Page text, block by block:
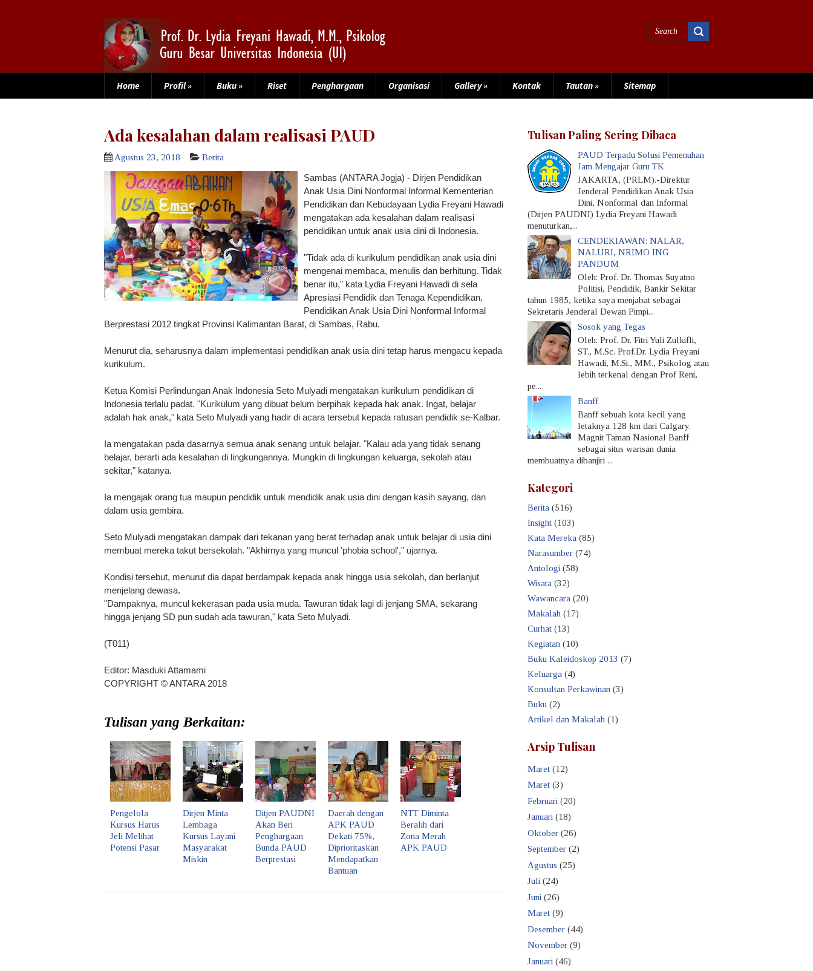
Home Profil» Buku» Riset Penghargaan Organisasi Gallery» Kontak Tautan» Sitemap
Ada kesalahan dalam realisasi PAUD
Agustus 23, 2018 Berita
Sambas (ANTARA Jogja) - Dirjen Pendidikan
Anak Usia Dini Nonformal Informal Kementerian
Pendidikan dan Kebudayaan Lydia Freyani Hawadi
mengatakan ada kesalahan dalam realisasi
pendidikan untuk anak usia dini di Indonesia.
"Tidak ada di kurikulum pendidikan anak usia dini
mengenai membaca, menulis dan berhitung. Tidak
benar itu," kata Lydia Freyani Hawadi di sela
Apresiasi Pendidik dan Tenaga Kependidikan,
Pendidikan Anak Usia Dini Nonformal Informal
Berprestasi 2012 tingkat Provinsi Kalimantan Barat, di Sambas, Rabu.
Menurut dia, seharusnya dalam implementasi pendidikan anak usia dini tetap harus mengacu kepada
kurikulum.
Ketua Komisi Perlindungan Anak Indonesia Seto Mulyadi mengatakan kurikulum pendidikan di
Indonesia terlalu padat. "Kurikulum yang dibuat belum berpihak kepada hak anak. Ingat, belajar
adalah hak anak," kata Seto Mulyadi yang hadir di acara tersebut kepada ratusan pendidik se-Kalbar.
Ia mengatakan pada dasarnya semua anak senang untuk belajar. "Kalau ada yang tidak senang
belajar, berarti ada kesalahan di lingkungannya. Mungkin di lingkungan keluarga, sekolah atau
sekitar," katanya.
Ia mengajak orang tua maupun pendidik untuk mendidik anak usia dini dengan kasih sayang, dan
dalam usia gembira.
Seto Mulyadi mengatakan dampak dari tekanan yang berat terhadap anak untuk belajar di usia dini
membuat mereka takut bersekolah. "Akhirnya yang muncul 'phobia school'," ujarnya.
Kondisi tersebut, menurut dia dapat berdampak kepada anak hingga usia sekolah, dan berlanjut
menjelang dewasa.
"Dampaknya, muncul kekerasan pada usia muda. Tawuran tidak lagi di jenjang SMA, sekarang
hingga jenjang SD pun sudah ada tawuran," kata Seto Mulyadi.
(T011)
Editor: Masduki Attamami
COPYRIGHT ©ANTARA 2018
Tulisan yang Berkaitan:
Pengelola
Kursus Harus
Jeli Melihat
Potensi Pasar
Dirjen Minta
Lembaga
Kursus Layani
Masyarakat
Miskin
Ditjen PAUDNI
Akan Beri
Penghargaan
Bunda PAUD
Berprestasi
Daerah dengan
APK PAUD
Dekati 75%,
Diprioritaskan
Mendapatkan
Bantuan
NTT Diminta
Beralih dari
Zona Merah
APK PAUD
Tulisan Paling Sering Dibaca
PAUD Terpadu Solusi Pemenuhan
Jam Mengajar Guru TK
JAKARTA, (PRLM).-Direktur
Jenderal Pendidikan Anak Usia
Dini, Nonformal dan Informal
(Dirjen PAUDNI) Lydia Freyani Hawadi
menuturkan,...
CENDEKIAWAN: NALAR,
NALURI, NRIMO ING
PANDUM
Oleh: Prof. Dr. Thomas Suyatno
Politisi, Pendidik, Bankir Sekitar
tahun 1985, ketika saya menjabat sebagai
Sekretaris Jenderal Dewan Pimpi...
Sosok yang Tegas
Oleh: Prof. Dr. Fitri Yuli Zulkifli,
ST., M.Sc. Prof.Dr. Lydia Freyani
Hawadi, M.Si., MM., Psikolog atau
lebih terkenal dengan Prof Reni,
pe...
Banff
Banff sebuah kota kecil yang
letaknya 128 km dari Calgary.
Magnit Taman Nasional Banff
sebagai situs warisan dunia
membuatnya dibanjiri ...
Kategori
Berita (516)
Insight (103)
Kata Mereka (85)
Narasumber (74)
Antologi (58)
Wisata (32)
Wawancara (20)
Makalah (17)
Curhat (13)
Kegiatan (10)
Buku Kaleidoskop 2013 (7)
Keluarga (4)
Konsultan Perkawinan (3)
Buku (2)
Artikel dan Makalah (1)
Arsip Tulisan
Maret (12)
Maret (3)
Februari (20)
Januari (18)
Oktober (26)
September (2)
Agustus (25)
Juli (24)
Juni (26)
Maret (9)
Desember (44)
November (9)
Januari (46)